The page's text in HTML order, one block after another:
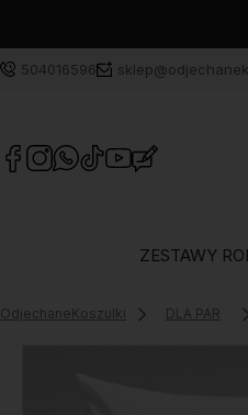
504016596
ZESTAWY
OdjechaneKoszulki DLA PAR